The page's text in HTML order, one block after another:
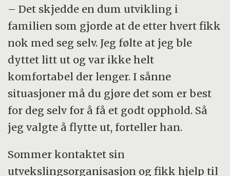
– Det skjedde en dum utvikling i
familien som gjorde at de etter hvert fikk
nok med seg selv. Jeg følte at jeg ble
dyttet litt ut og var ikke helt
komfortabel der lenger. I sånne
situasjoner må du gjøre det som er best
for deg selv for å få et godt opphold. Så
jeg valgte å flytte ut, forteller han.
Sommer kontaktet sin
utvekslingsorganisasjon og fikk hjelp til